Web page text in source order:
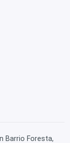
Barrio Foresta,